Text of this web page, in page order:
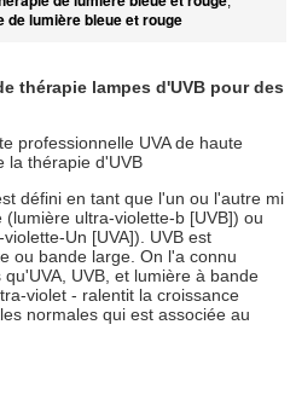
de lumière bleue et rouge
thérapie lampes d'UVB pour des
professionnelle UVA de haute
la thérapie d'UVB
défini en tant que l'un ou l'autre mi
ultra-violette-b [UVB]) ou
Un [UVA]). UVB est
ou bande large. On l'a connu
UVB, et lumière à bande
violet - ralentit la croissance
normales qui est associée au